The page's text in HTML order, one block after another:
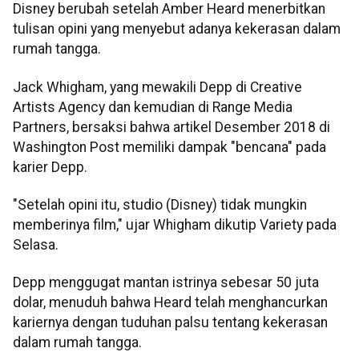
Disney berubah setelah Amber Heard menerbitkan
tulisan opini yang menyebut adanya kekerasan dalam
rumah tangga.
Jack Whigham, yang mewakili Depp di Creative
Artists Agency dan kemudian di Range Media
Partners, bersaksi bahwa artikel Desember 2018 di
Washington Post memiliki dampak "bencana" pada
karier Depp.
"Setelah opini itu, studio (Disney) tidak mungkin
memberinya film," ujar Whigham dikutip Variety pada
Selasa.
Depp menggugat mantan istrinya sebesar 50 juta
dolar, menuduh bahwa Heard telah menghancurkan
kariernya dengan tuduhan palsu tentang kekerasan
dalam rumah tangga.